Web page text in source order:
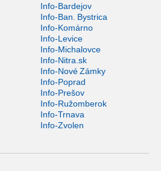
Info-Bardejov
Info-Ban. Bystrica
Info-Komárno
Info-Levice
Info-Michalovce
Info-Nitra.sk
Info-Nové Zámky
Info-Poprad
Info-Prešov
Info-Ružomberok
Info-Trnava
Info-Zvolen